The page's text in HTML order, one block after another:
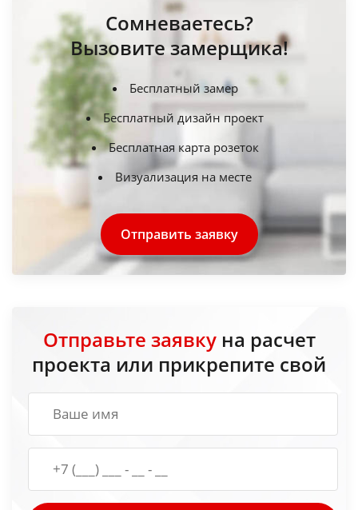
Сомневаетесь?
Вызовите замерщика!
Бесплатный замер
Бесплатный дизайн проект
Бесплатная карта розеток
Визуализация на месте
Отправить заявку
Отправьте заявкуна расчет
проекта или прикрепите свой